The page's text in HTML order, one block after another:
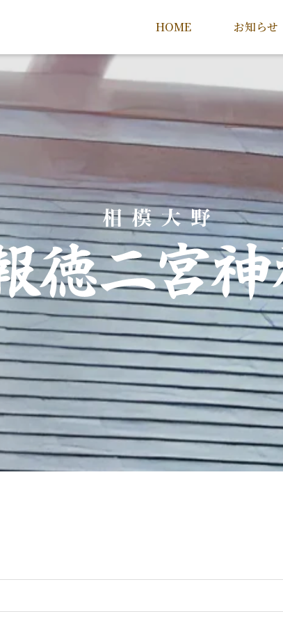
HOME お知らせ